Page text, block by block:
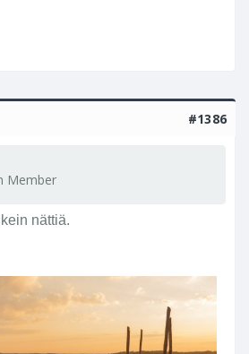
#1386
Member
nättiä.